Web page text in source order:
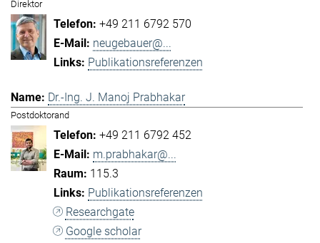
Direktor
+49 211 6792 570
neugebauer@...
Publikationsreferenzen
Dr.-Ing. J. Manoj Prabhakar
Postdoktorand
+49 211 6792 452
m.prabhakar@...
115.3
Publikationsreferenzen
Researchgate
Google scholar